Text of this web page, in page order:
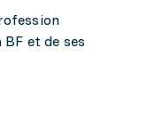
et de ses